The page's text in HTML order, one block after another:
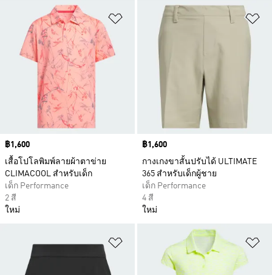
เพิ่มไปยังรายการสินค้าโปรด
Price
฿1,600
เสื้อโปโลพิมพ์ลายผ้าตาข่าย
CLIMACOOL สำหรับเด็ก
เด็ก Performance
2 สี
ใหม่
Price
฿1,600
กางเกงขาสั้นปรับได้ ULTIMATE
365 สำหรับเด็กผู้ชาย
เด็ก Performance
4 สี
ใหม่
เพิ่มไปยังรายการสินค้าโปรด